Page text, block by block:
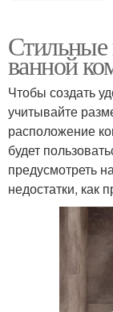
Стильные
ванной
Чтобы создать
учитывайте
расположение
будет
предусмотреть
недостатки, как